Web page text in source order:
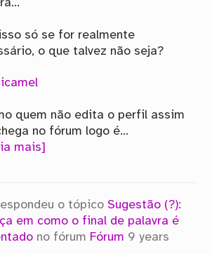
só se for realmente
o que talvez não seja?
quem não edita o perfil assim
no fórum logo é…
mais]
o tópico Sugestão (?):
em como o final de palavra é
no fórum Fórum 9 years